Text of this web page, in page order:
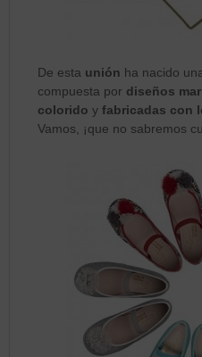
De esta unión ha nacido
compuesta por diseños
colorido yfabricadas con
Vamos, ¡que no sabremos